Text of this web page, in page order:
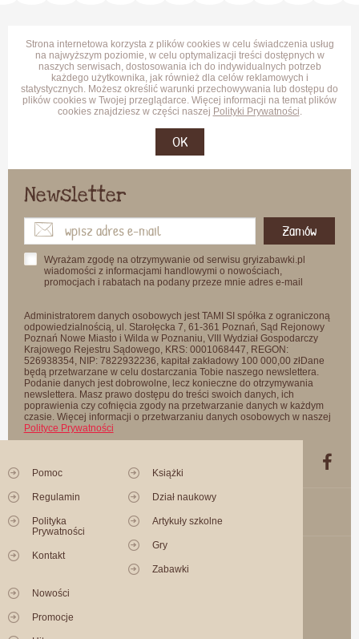
Strona internetowa korzysta z plików cookies w celu świadczenia usług
na najwyższym poziomie, w celu optymalizacji treści dostępnych w
naszych serwisach, dostosowania ich do indywidualnych potrzeb
każdego użytkownika, jak również dla celów reklamowych i
statystycznych. Możesz określić warunki przechowywania lub dostępu do
plików cookies w Twojej przeglądarce. Więcej informacji na temat plików
cookies znajdziesz w części naszej Polityki Prywatności.
OK
Newsletter
Zamów
Wyrażam zgodę na otrzymywanie od serwisu gryizabawki.pl
wiadomości z informacjami handlowymi o nowościach,
promocjach i rabatach na podany przeze mnie adres e-mail
Administratorem danych osobowych jest TAMI SI spółka z ograniczoną
odpowiedzialnością, ul. Starołęcka 7, 61-361 Poznań, Sąd Rejonowy
Poznań Nowe Miasto i Wilda w Poznaniu, VIII Wydział Gospodarczy
Krajowego Rejestru Sądowego, KRS: 0001068447, REGON:
526938354, NIP: 7822932236, kapitał zakładowy 100 000,00 złDane
będą przetwarzane w celu dostarczania Tobie naszego newslettera.
Podanie danych jest dobrowolne, lecz konieczne do otrzymywania
newslettera. Masz prawo dostępu do treści swoich danych, ich
poprawienia czy cofnięcia zgody na przetwarzanie danych w każdym
czasie. Więcej informacji o przetwarzaniu danych osobowych w naszej
Polityce Prywatności
Pomoc
Regulamin
Polityka
Prywatności
Kontakt
Książki
Dział naukowy
Artykuły szkolne
Gry
Zabawki
Nowości
Promocje